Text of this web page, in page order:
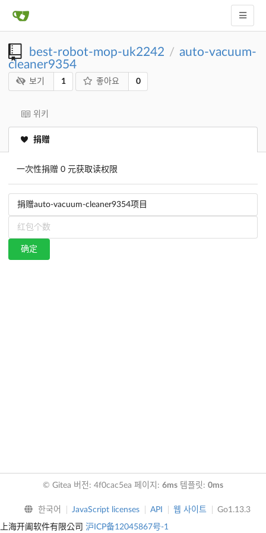
best-robot-mop-uk2242 / auto-vacuum-
cleaner9354
보기 1 좋아요 0
위키
捐赠
一次性捐赠 0 元获取读权限
确定
© Gitea 버전: 4f0cac5ea 페이지: 6ms 템플릿: 0ms
한국어 JavaScript licenses API 웹 사이트 Go1.13.3
上海开阖软件有限公司 沪ICP备12045867号-1